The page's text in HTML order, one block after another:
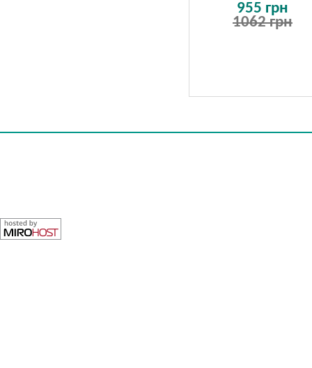
955 грн
1062 грн